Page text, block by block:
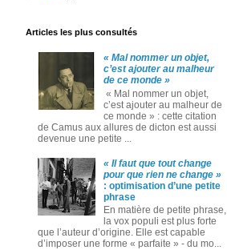
Articles les plus consultés
« Mal nommer un objet,
c’est ajouter au malheur
de ce monde »
« Mal nommer un objet,
c’est ajouter au malheur de
ce monde » : cette citation
de Camus aux allures de dicton est aussi
devenue une petite ...
« Il faut que tout change
pour que rien ne change »
: optimisation d’une petite
phrase
En matière de petite phrase,
la vox populi est plus forte
que l’auteur d’origine. Elle est capable
d’imposer une forme « parfaite » ‑ du mo...